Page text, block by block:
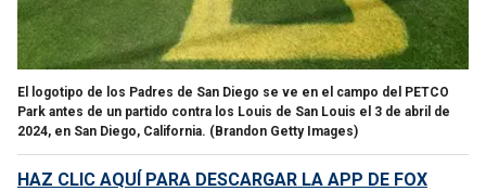
El logotipo de los Padres de San Diego se ve en el campo del PETCO
Park antes de un partido contra los Louis de San Louis el 3 de abril de
2024, en San Diego, California. (Brandon Getty Images)
HAZ CLIC AQUÍ PARA DESCARGAR LA APP DE FOX